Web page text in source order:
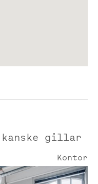
gillar
Kontor